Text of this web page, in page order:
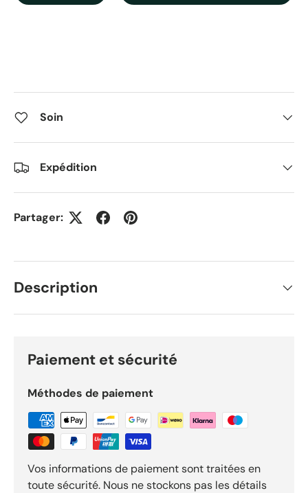
Soin
Expédition
Partager:
Description
Paiement et sécurité
Méthodes de paiement
Vos informations de paiement sont traitées en
toute sécurité. Nous ne stockons pas les détails